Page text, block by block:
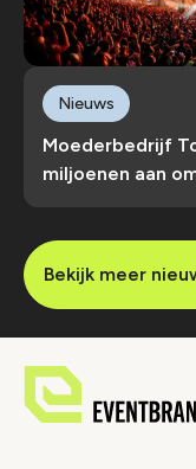
Moederbedrijf
miljoenen aan
Nieuws
Bekijk meer